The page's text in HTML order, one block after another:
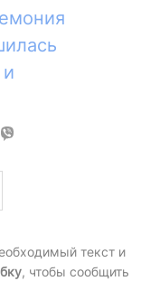
текст и
, чтобы сообщить